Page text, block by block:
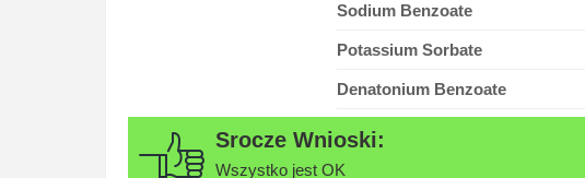
Sodium Benzoate
Potassium Sorbate
Denatonium Benzoate
Wszystko jest OK